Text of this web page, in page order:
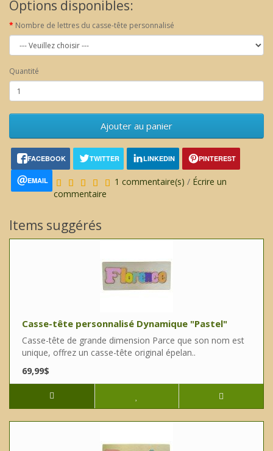
Options disponibles:
Nombre de lettres du casse-tête personnalisé
Quantité
Ajouter au panier
FACEBOOK TWITTER LINKEDIN PINTEREST
EMAIL 1 commentaire(s) / Écrire un
commentaire
Items suggérés
Casse-tête personnalisé Dynamique "Pastel"
Casse-tête de grande dimension Parce que son nom est
unique, offrez un casse-tête original épelan..
69,99$